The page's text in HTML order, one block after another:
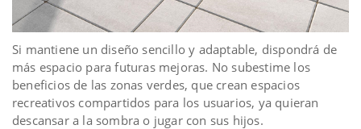
Si mantiene un diseño sencillo y adaptable, dispondrá de
más espacio para futuras mejoras. No subestime los
beneficios de las zonas verdes, que crean espacios
recreativos compartidos para los usuarios, ya quieran
descansar a la sombra o jugar con sus hijos.